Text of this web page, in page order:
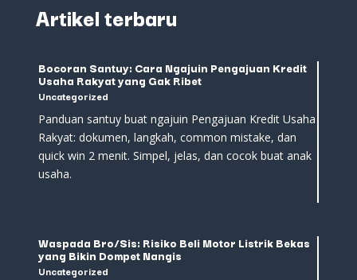
Artikel terbaru
Bocoran Santuy: Cara Ngajuin Pengajuan Kredit
Usaha Rakyat yang Gak Ribet
Uncategorized
Panduan santuy buat ngajuin Pengajuan Kredit Usaha
Rakyat: dokumen, langkah, common mistake, dan
quick win 2 menit. Simpel, jelas, dan cocok buat anak
usaha.
Waspada Bro/Sis: Risiko Beli Motor Listrik Bekas
yang Bikin Dompet Nangis
Uncategorized